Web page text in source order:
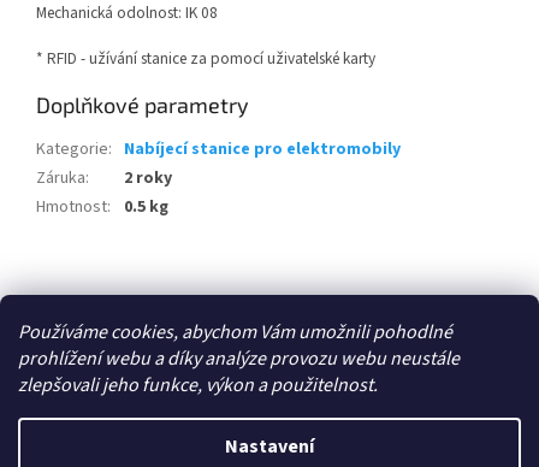
Používáme cookies, abychom Vám umožnili pohodlné
prohlížení webu a díky analýze provozu webu neustále
zlepšovali jeho funkce, výkon a použitelnost.
Nastavení
Mechanická odolnost: IK 08
* RFID - užívání stanice za pomocí uživatelské karty
Doplňkové parametry
Kategorie: Nabíjecí stanice pro elektromobily
Záruka:
2 roky
Hmotnost: 0.5 kg
á